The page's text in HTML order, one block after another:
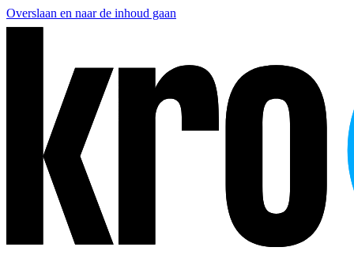
Overslaan en naar de inhoud gaan